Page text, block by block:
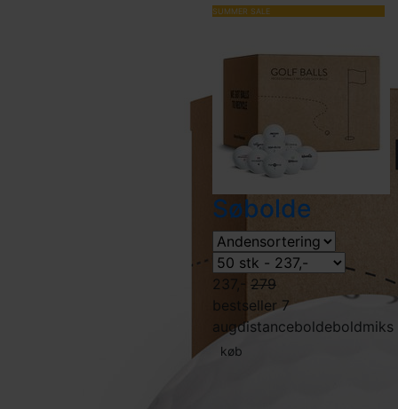
SUMMER SALE
Søbolde
237,- 279
bestseller 7
augdistanceboldeboldmiks
køb